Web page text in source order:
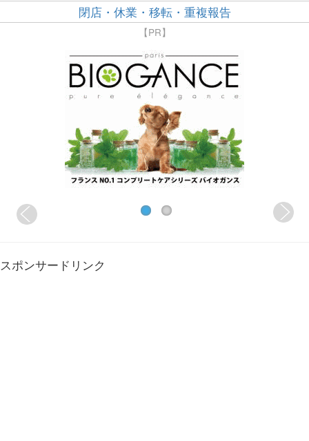
閉店・休業・移転・重複報告
【PR】
スポンサードリンク